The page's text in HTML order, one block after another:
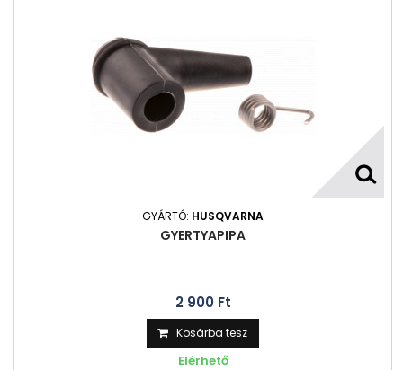
GYÁRTÓ: HUSQVARNA
GYERTYAPIPA
2 900 Ft‎
Kosárba tesz
Elérhető